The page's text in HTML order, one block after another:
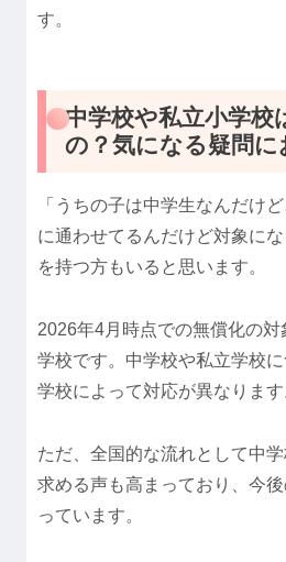
す。
中学校や私立小学校
の？気になる疑問に
「うちの子は中学生なんだけ
に通わせてるんだけど対象に
を持つ方もいると思います。
2026年4月時点での無償化の
学校です。中学校や私立学校
学校によって対応が異なります
ただ、全国的な流れとして中
求める声も高まっており、今
っています。